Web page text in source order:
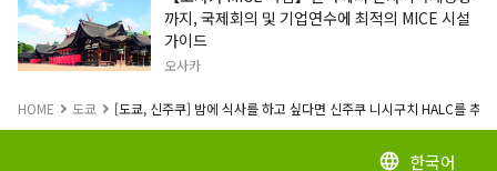
까지, 국제회의 및 기업연수에 최적의 MICE 시설
가이드
오사카
HOME 도쿄 [도쿄, 신주쿠] 밤에 식사를 하고 싶다면 신주쿠 니시구치 HALC를 추
language 한국어